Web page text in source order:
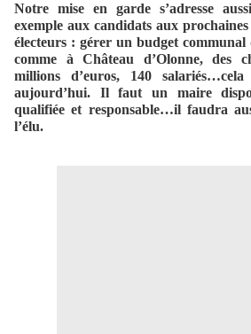
Notre mise en garde s’adresse
exemple aux candidats aux
électeurs : gérer un budget communal
comme à Château d’Olonne, des
millions d’euros, 140
aujourd’hui. Il faut un maire
qualifiée et responsable…il faudra
l’élu.